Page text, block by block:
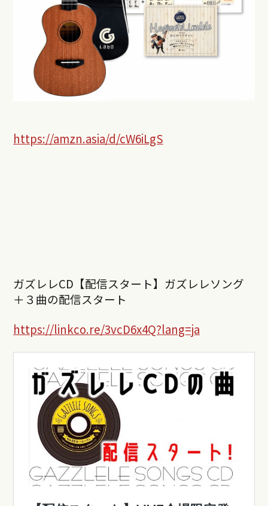
https://amzn.asia/d/cW6iLgS
ガズレレCD【配信スタート】ガズレレソング
＋３曲の配信スタート
https://linkco.re/3vcD6x4Q?lang=ja